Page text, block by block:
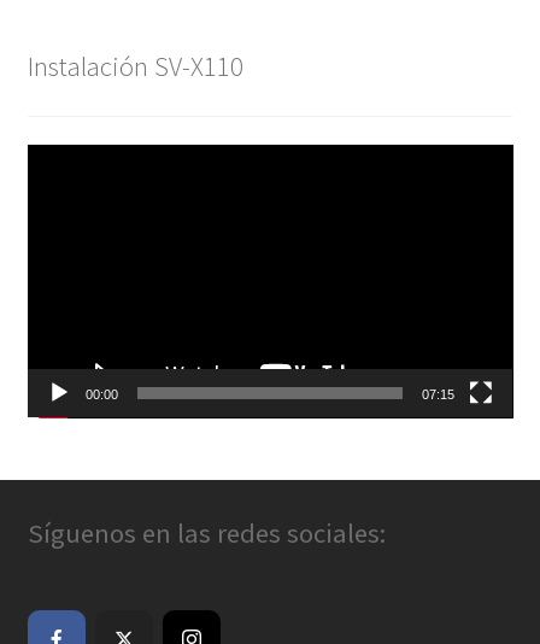
Instalación SV-X110
00:00 07:15
Síguenos en las redes sociales: